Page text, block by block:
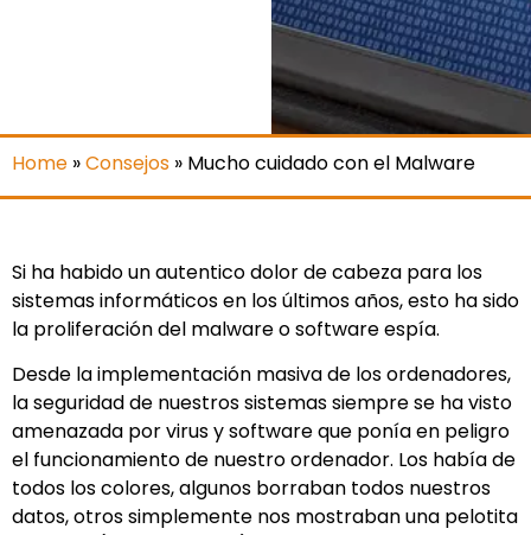
Home »Consejos » Mucho cuidado con el Malware
Si ha habido un autentico dolor de cabeza para los
sistemas informáticos en los últimos años, esto ha sido
la proliferación del malware o software espía.
Desde la implementación masiva de los ordenadores,
la seguridad de nuestros sistemas siempre se ha visto
amenazada por virus y software que ponía en peligro
el funcionamiento de nuestro ordenador. Los había de
todos los colores, algunos borraban todos nuestros
datos, otros simplemente nos mostraban una pelotita